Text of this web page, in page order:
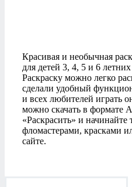
Красивая и необычная
для детей 3, 4, 5 и 6
Раскраску можно легко
сделали удобный
и всех любителей играть
можно скачать в формате
«Раскрасить» и
фломастерами, красками
сайте.